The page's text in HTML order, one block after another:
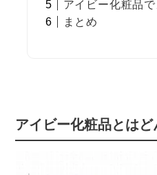
アイビー化粧品
まとめ
アイビー化粧品とは